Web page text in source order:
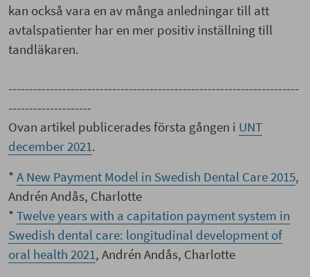
kan också vara en av många anledningar till att
avtalspatienter har en mer positiv inställning till
tandläkaren.
----------------------------------------------------------------------
--------------------
Ovan artikel publicerades första gången i UNT
december 2021.
* A New Payment Model in Swedish Dental Care 2015,
Andrén Andås, Charlotte
* Twelve years with a capitation payment system in
Swedish dental care: longitudinal development of
oral health 2021, Andrén Andås, Charlotte